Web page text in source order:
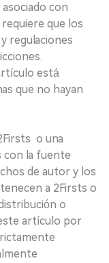
con
que los
regulaciones
está
que no hayan
o una
con la fuente
de autor y los
a 2Firsts o
o
artículo por